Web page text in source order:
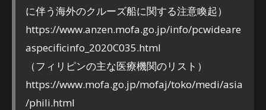
に伴う海外のクルーズ船に関する注意喚起）
https://www.anzen.mofa.go.jp/info/pcwideare
aspecificinfo_2020C035.html
（フィリピンの主な医療機関のリスト）
https://www.mofa.go.jp/mofaj/toko/medi/asia
/phili.html